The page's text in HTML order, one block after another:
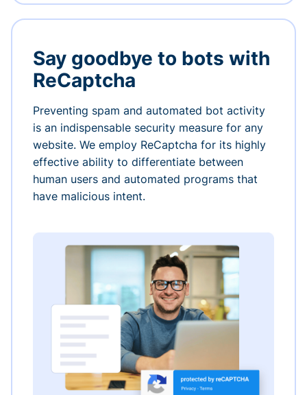
Say goodbye to bots with
ReCaptcha
Preventing spam and automated bot activity
is an indispensable security measure for any
website. We employ ReCaptcha for its highly
effective ability to differentiate between
human users and automated programs that
have malicious intent.